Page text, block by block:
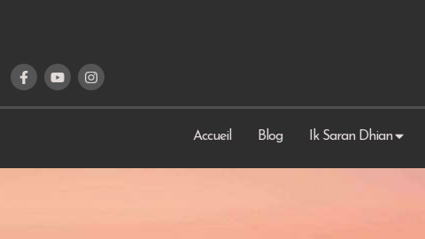
Accueil Blog Ik Saran Dhian